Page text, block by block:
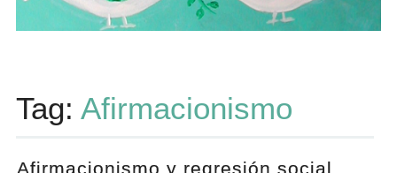
Tag: Afirmacionismo
Afirmacionismo y regresión social